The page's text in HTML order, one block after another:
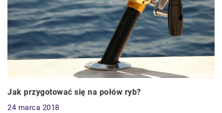
Jak przygotować się na połów ryb?
24 marca 2018